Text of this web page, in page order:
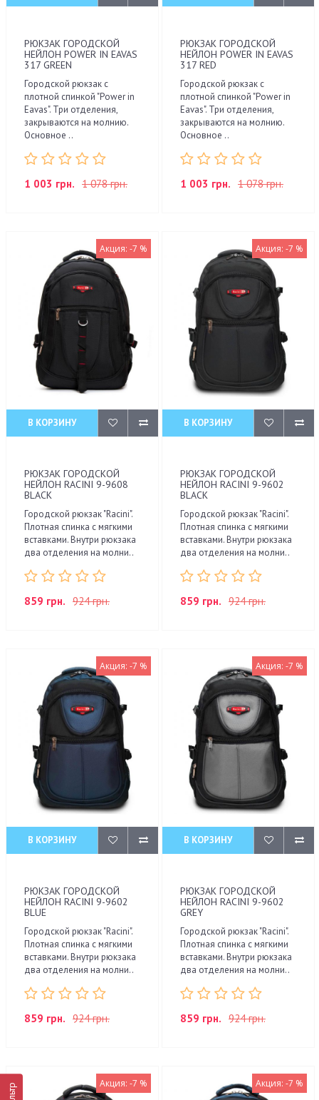
РЮКЗАК ГОРОДСКОЙ
НЕЙЛОН POWER IN EAVAS
317 GREEN
Городской рюкзак с
плотной спинкой "Power in
Eavas". Три отделения,
закрываются на молнию.
Основное ..
1 003 грн. 1 078 грн.
РЮКЗАК ГОРОДСКОЙ
НЕЙЛОН POWER IN EAVAS
317 RED
Городской рюкзак с
плотной спинкой "Power in
Eavas". Три отделения,
закрываются на молнию.
Основное ..
1 003 грн. 1 078 грн.
Акция: -7 %
В КОРЗИНУ
РЮКЗАК ГОРОДСКОЙ
НЕЙЛОН RACINI 9-9608
BLACK
Городской рюкзак "Racini".
Плотная спинка с мягкими
вставками. Внутри рюкзака
два отделения на молни..
859 грн. 924 грн.
Акция: -7 %
В КОРЗИНУ
РЮКЗАК ГОРОДСКОЙ
НЕЙЛОН RACINI 9-9602
BLACK
Городской рюкзак "Racini".
Плотная спинка с мягкими
вставками. Внутри рюкзака
два отделения на молни..
859 грн. 924 грн.
Акция: -7 %
В КОРЗИНУ
РЮКЗАК ГОРОДСКОЙ
НЕЙЛОН RACINI 9-9602
BLUE
Городской рюкзак "Racini".
Плотная спинка с мягкими
вставками. Внутри рюкзака
два отделения на молни..
859 грн. 924 грн.
Акция: -7 %
В КОРЗИНУ
РЮКЗАК ГОРОДСКОЙ
НЕЙЛОН RACINI 9-9602
GREY
Городской рюкзак "Racini".
Плотная спинка с мягкими
вставками. Внутри рюкзака
два отделения на молни..
859 грн. 924 грн.
Акция: -7 % Акция: -7 %